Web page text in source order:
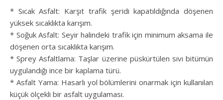
* Sıcak Asfalt: Karşıt trafik şeridi kapatıldığında döşenen
yüksek sıcaklıkta karışım.
* Soğuk Asfalt: Seyir halindeki trafik için minimum aksama ile
döşenen orta sıcaklıkta karışım.
* Sprey Asfaltlama: Taşlar üzerine püskürtülen sıvı bitümün
uygulandığı ince bir kaplama türü.
* Asfalt Yama: Hasarlı yol bölümlerini onarmak için kullanılan
küçük ölçekli bir asfalt uygulaması.